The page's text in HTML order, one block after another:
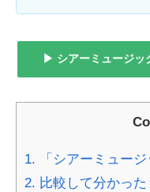
▶ シアーミュージッ
1. 「シアーミュー
2. 比較して分かっ